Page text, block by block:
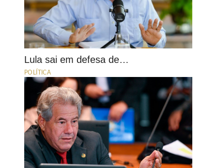
Lula sai em defesa de…
POLÍTICA